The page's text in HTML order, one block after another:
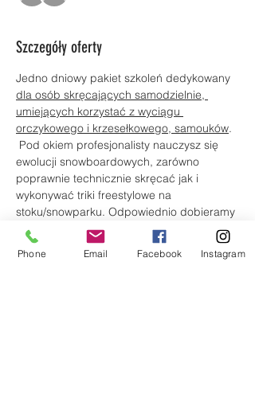
Szczegóły oferty
Jedno dniowy pakiet szkoleń dedykowany
dla osób skręcających samodzielnie,
umiejących korzystać z wyciągu
orczykowego i krzesełkowego, samouków.
Pod okiem profesjonalisty nauczysz się
ewolucji snowboardowych, zarówno
poprawnie technicznie skręcać jak i
wykonywać triki freestylowe na
stoku/snowparku. Odpowiednio dobieramy
ćwiczenia, które na bierząco  dostosujemy
do poziomu Twoich umiejętności.
Przy wykorzystaniu
video analizy
Phone Email Facebook Instagram